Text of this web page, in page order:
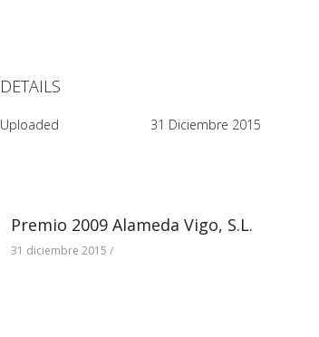
DETAILS
Uploaded 31 Diciembre 2015
Premio 2009 Alameda Vigo, S.L.
31 diciembre 2015 /